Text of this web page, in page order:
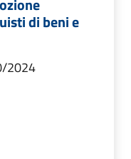
di beni e
2024